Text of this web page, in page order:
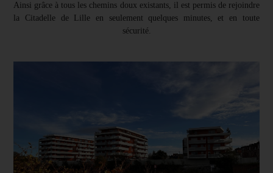
Ainsi grâce à tous les chemins doux existants, il est permis de rejoindre
la Citadelle de Lille en seulement quelques minutes, et en toute
sécurité.